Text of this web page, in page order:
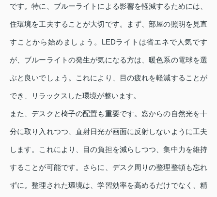
です。特に、ブルーライトによる影響を軽減するためには、
住環境を工夫することが大切です。まず、部屋の照明を見直
すことから始めましょう。LEDライトは省エネで人気です
が、ブルーライトの発生が気になる方は、暖色系の電球を選
ぶと良いでしょう。これにより、目の疲れを軽減することが
でき、リラックスした環境が整います。
また、デスクと椅子の配置も重要です。窓からの自然光を十
分に取り入れつつ、直射日光が画面に反射しないように工夫
します。これにより、目の負担を減らしつつ、集中力を維持
することが可能です。さらに、デスク周りの整理整頓も忘れ
ずに。整理された環境は、学習効率を高めるだけでなく、精